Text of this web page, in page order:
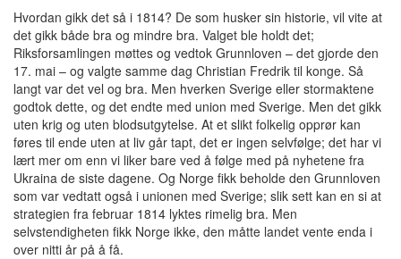
Hvordan gikk det så i 1814? De som husker sin historie, vil vite at
det gikk både bra og mindre bra. Valget ble holdt det;
Riksforsamlingen møttes og vedtok Grunnloven – det gjorde den
17. mai – og valgte samme dag Christian Fredrik til konge. Så
langt var det vel og bra. Men hverken Sverige eller stormaktene
godtok dette, og det endte med union med Sverige. Men det gikk
uten krig og uten blodsutgytelse. At et slikt folkelig opprør kan
føres til ende uten at liv går tapt, det er ingen selvfølge; det har vi
lært mer om enn vi liker bare ved å følge med på nyhetene fra
Ukraina de siste dagene. Og Norge fikk beholde den Grunnloven
som var vedtatt også i unionen med Sverige; slik sett kan en si at
strategien fra februar 1814 lyktes rimelig bra. Men
selvstendigheten fikk Norge ikke, den måtte landet vente enda i
over nitti år på å få.